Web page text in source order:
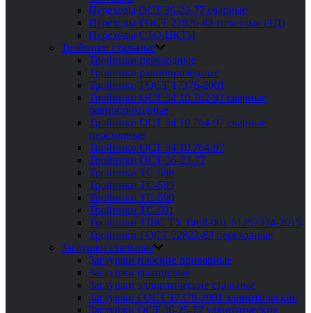
Переходы ОСТ 36-22-77 сварные
Переходы ГОСТ 22826-83 точечные (ТД)
Переходы СТО ЦКТИ
Тройники стальные
Тройники переходные
Тройники равнопроходные
Тройники ГОСТ 17376-2001
Тройники ОСТ 34 10.762-97 сварные
равнопроходные
Тройники ОСТ 34 10.764-97 сварные
переходные
Тройники ОСТ 34 10.764-97
Тройники ОСТ 36-23-77
Тройники ТС-588
Тройники ТС-589
Тройники ТС-590
Тройники ТС-591
Тройники ТШС ТУ 1468-001-61257374-2015
Тройники ГОСТ 22822-83 переходные
Заглушки стальные
Заглушки плоские приварные
Заглушки фланцевые
Заглушки эллиптические стальные
Заглушки ГОСТ 17379-2001 эллиптические
Заглушки ОСТ 36-25-77 эллиптические